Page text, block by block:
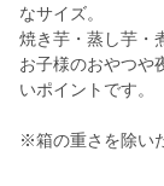
なサイズ。
焼き芋・蒸し芋・
お子様のおやつや
いポイントです。
※箱の重さを除い